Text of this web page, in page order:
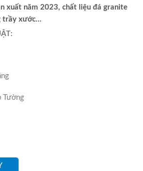
xuất năm 2023, chất liệu đá granite
trầy xước…
Tường